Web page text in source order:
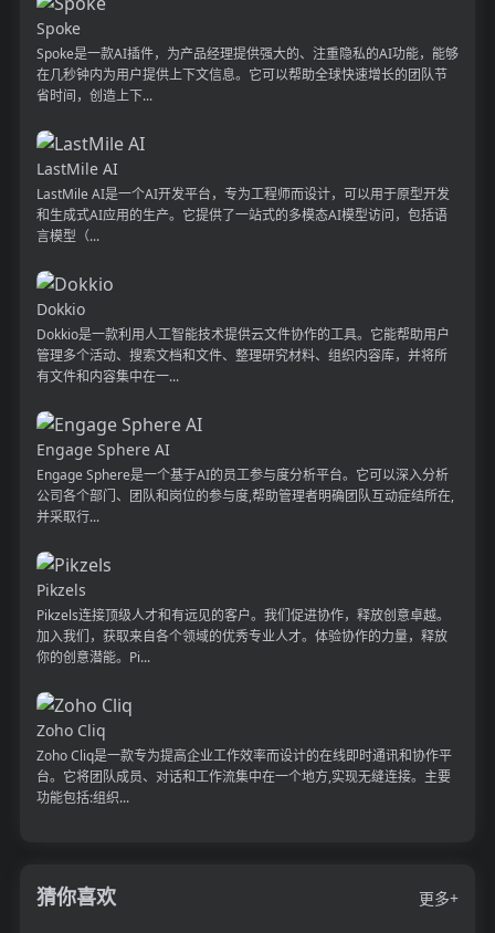
Spoke
Spoke是一款AI插件，为产品经理提供强大的、注重隐私的AI功能，能够
在几秒钟内为用户提供上下文信息。它可以帮助全球快速增长的团队节
省时间，创造上下...
LastMile AI
LastMile AI是一个AI开发平台，专为工程师而设计，可以用于原型开发
和生成式AI应用的生产。它提供了一站式的多模态AI模型访问，包括语
言模型（...
Dokkio
Dokkio是一款利用人工智能技术提供云文件协作的工具。它能帮助用户
管理多个活动、搜索文档和文件、整理研究材料、组织内容库，并将所
有文件和内容集中在一...
Engage Sphere AI
Engage Sphere是一个基于AI的员工参与度分析平台。它可以深入分析
公司各个部门、团队和岗位的参与度,帮助管理者明确团队互动症结所在,
并采取行...
Pikzels
Pikzels连接顶级人才和有远见的客户。我们促进协作，释放创意卓越。
加入我们，获取来自各个领域的优秀专业人才。体验协作的力量，释放
你的创意潜能。Pi...
Zoho Cliq
Zoho Cliq是一款专为提高企业工作效率而设计的在线即时通讯和协作平
台。它将团队成员、对话和工作流集中在一个地方,实现无缝连接。主要
功能包括:组织...
猜你喜欢 更多+